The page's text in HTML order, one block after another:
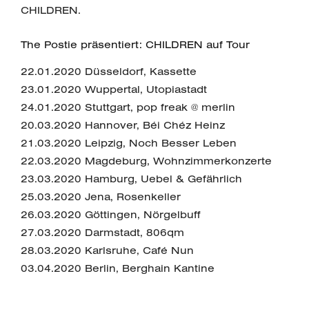
CHILDREN.
The Postie präsentiert: CHILDREN auf Tour
22.01.2020 Düsseldorf, Kassette
23.01.2020 Wuppertal, Utopiastadt
24.01.2020 Stuttgart, pop freak @ merlin
20.03.2020 Hannover, Béi Chéz Heinz
21.03.2020 Leipzig, Noch Besser Leben
22.03.2020 Magdeburg, Wohnzimmerkonzerte
23.03.2020 Hamburg, Uebel & Gefährlich
25.03.2020 Jena, Rosenkeller
26.03.2020 Göttingen, Nörgelbuff
27.03.2020 Darmstadt, 806qm
28.03.2020 Karlsruhe, Café Nun
03.04.2020 Berlin, Berghain Kantine